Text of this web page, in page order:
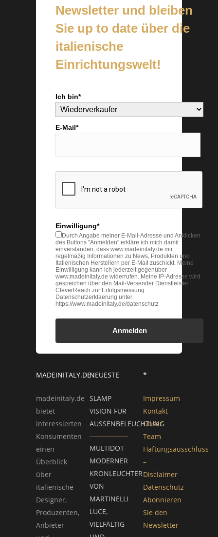
Newsletter und bleiben
Sie up to date über die
italienische
Einrichtungswelt!
Ich bin*
E-Mail*
Einwilligung*
Durch Angabe meiner E-Mail-Adresse und Anklicken
des Buttons "Anmelden" erkläre ich mich damit
einverstanden, dass www.madeinitaly.de mir
regelmäβig Informationen zu News, Produkten und
Italienischen Herstellern per E-Mail zuschickt. Meine
Einwilligung kann ich jederzeit gegenüber
www.madeinitaly.de widerrufen. Meine IP-Adresse wird
gespeichert über den Mail-Versender Dienstleister
CleverReach zur Erfolgsmessung.
Datenschutzerklaerung unter
https://www.madeinitaly.de/datenschutz
Anmelden
MADEINITALY.DE
madeinitaly.de
bietet
interessierten
Konsumenten
einen
Überblick
über
italienische
Designer,
Produzenten,
Anbieter
NEUESTE
SLAMP
VISION FÜR
AUSSENBELEUCHTUNG
MULTIDOT-
MODERNER
KRONLEUCHTER
VON
MARTINELLI
LUCE,
VIELFÄLTIG
*
Impressum
Kontakt
Unser
Team
Haftungsausschluss
–
Disclaimer
Datenschutz
Abonnieren
Sie den
Newsletter